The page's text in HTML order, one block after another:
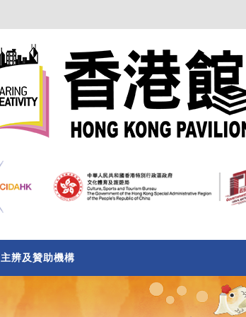
主辨及贊助機構